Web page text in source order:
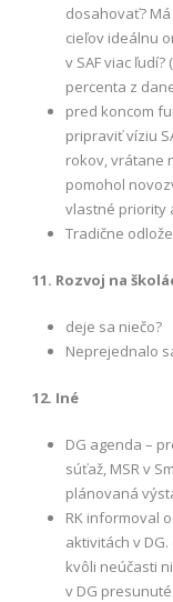
dosahovať?
cieľov ideálnu
v SAF viac ľudí?
percenta z
pred koncom
pripraviť víziu
rokov, vrátane
pomohol
vlastné priority
Tradične
11. Rozvoj na
deje sa niečo?
Neprejednalo
12. Iné
DG agenda –
súťaž, MSR v
plánovaná
RK informoval
aktivitách v DG.
kvôli neúčasti
v DG